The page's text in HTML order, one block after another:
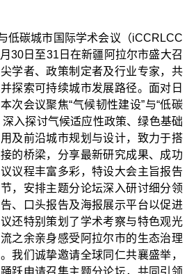
碳城市国际学术会议（iCCRLCC
30日至31日在新疆阿拉尔市盛大召
学者、政策制定者及行业专家，共
探索可持续城市发展路径。面对日
次会议聚焦“气候韧性建设”与“低碳
入探讨气候适应性政策、绿色基础
及前沿城市规划与设计，致力于搭
的桥梁，分享最新研究成果、成功
议程丰富多彩，特设大会主旨报告
，安排主题分论坛深入研讨细分领
、口头报告及海报展示平台以促进
还特别策划了学术考察与特色观光
之余亲身感受阿拉尔市的生态治理
我们诚挚邀请全球同仁共襄盛举，